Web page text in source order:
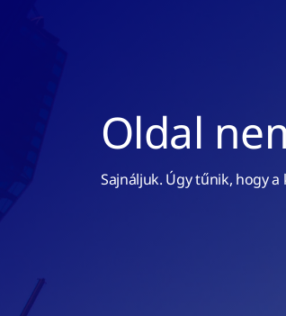
Oldal
Sajnáljuk. Úgy tűnik, hogy